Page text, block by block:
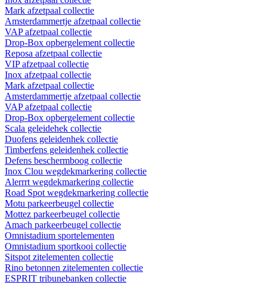
Mark afzetpaal collectie
Amsterdammertje afzetpaal collectie
VAP afzetpaal collectie
Drop-Box opbergelement collectie
Reposa afzetpaal collectie
VIP afzetpaal collectie
Inox afzetpaal collectie
Mark afzetpaal collectie
Amsterdammertje afzetpaal collectie
VAP afzetpaal collectie
Drop-Box opbergelement collectie
Scala geleidehek collectie
Duofens geleidenhek collectie
Timberfens geleidenhek collectie
Defens beschermboog collectie
Inox Clou wegdekmarkering collectie
Alerrrt wegdekmarkering collectie
Road Spot wegdekmarkering collectie
Motu parkeerbeugel collectie
Mottez parkeerbeugel collectie
Amach parkeerbeugel collectie
Omnistadium sportelementen
Omnistadium sportkooi collectie
Sitspot zitelementen collectie
Rino betonnen zitelementen collectie
ESPRIT tribunebanken collectie